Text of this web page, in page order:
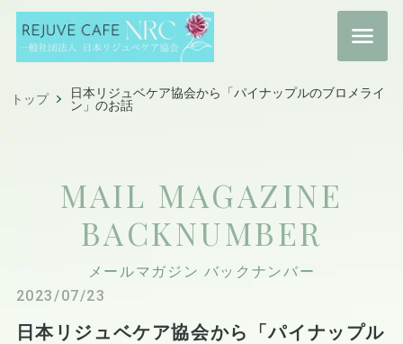
トップ
日本リジュベケア協会から「パイナップルのブロメライ
ン」のお話
MAIL MAGAZINE
BACKNUMBER
メールマガジン バックナンバー
2023/07/23
日本リジュベケア協会から「パイナップル